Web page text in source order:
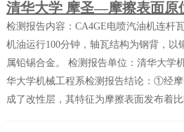
检测报告内容：CA4GE电喷汽油机连杆
机油运行100分钟，轴瓦结构为钢背，以
属铅锡合金。 检测报告单位：清华大学
华大学机械工程系检测报告结论：①经
成了改性层，其特征为摩擦表面发布着比